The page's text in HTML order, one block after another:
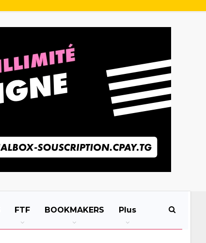
FTF BOOKMAKERS Plus